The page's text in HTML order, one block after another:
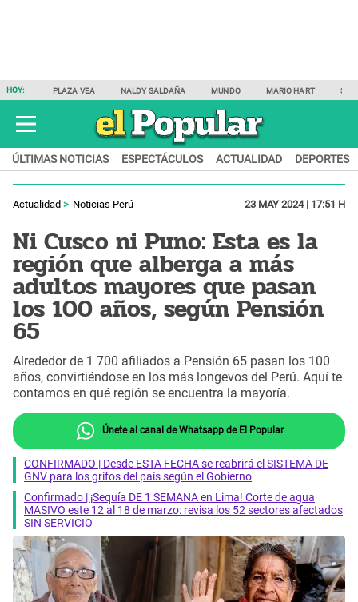
HOY: PLAZA VEA NALDY SALDAÑA MUNDO MARIO HART
ÚLTIMAS NOTICIAS ESPECTÁCULOS ACTUALIDAD DEPORTES
Actualidad Noticias Perú 23 MAY 2024 | 17:51 H
Ni Cusco ni Puno: Esta es la
región que alberga a más
adultos mayores que pasan
los 100 años, según Pensión
65
Alrededor de 1 700 afiliados a Pensión 65 pasan los 100
años, convirtiéndose en los más longevos del Perú. Aquí te
contamos en qué región se encuentra la mayoría.
Únete al canal de Whatsapp de El Popular
CONFIRMADO | Desde ESTA FECHA se reabrirá el SISTEMA DE
GNV para los grifos del país según el Gobierno
Confirmado | ¡Sequía DE 1 SEMANA en Lima! Corte de agua
MASIVO este 12 al 18 de marzo: revisa los 52 sectores afectados
SIN SERVICIO